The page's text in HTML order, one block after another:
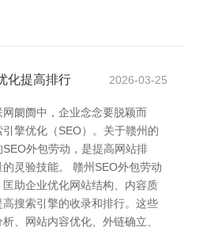
化提高排行 2026-03-25
阛阓中，企业念念要脱颖而
擎优化（SEO）。关于赣州的
外包劳动，是提高网站排
灵验技能。 赣州SEO外包劳动
助企业优化网站结构、内容质
搜索引擎的收录和排行。这些
、网站内容优化、外链确立、